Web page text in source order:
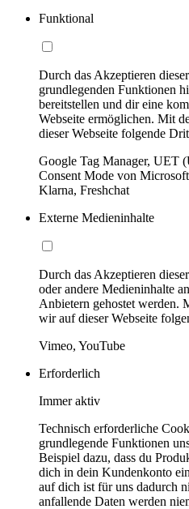
Funktional
Durch das Akzeptieren
grundlegenden Funktionen
bereitstellen und dir eine
Webseite ermöglichen. Mit
dieser Webseite folgende
Google Tag Manager, UET
Consent Mode von
Klarna, Freshchat
Externe Medieninhalte
Durch das Akzeptieren
oder andere Medieninhalte
Anbietern gehostet werden.
wir auf dieser Webseite
Vimeo, YouTube
Erforderlich
Immer aktiv
Technisch erforderliche
grundlegende Funktionen
Beispiel dazu, dass du
dich in dein Kundenkonto
auf dich ist für uns dadurch
anfallende Daten werden